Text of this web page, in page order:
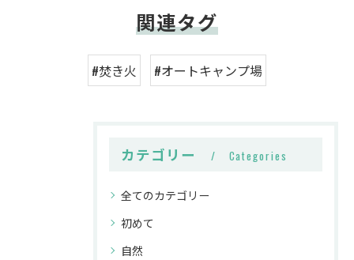
関連タグ
#焚き火 #オートキャンプ場
カテゴリー Categories
全てのカテゴリー
初めて
自然